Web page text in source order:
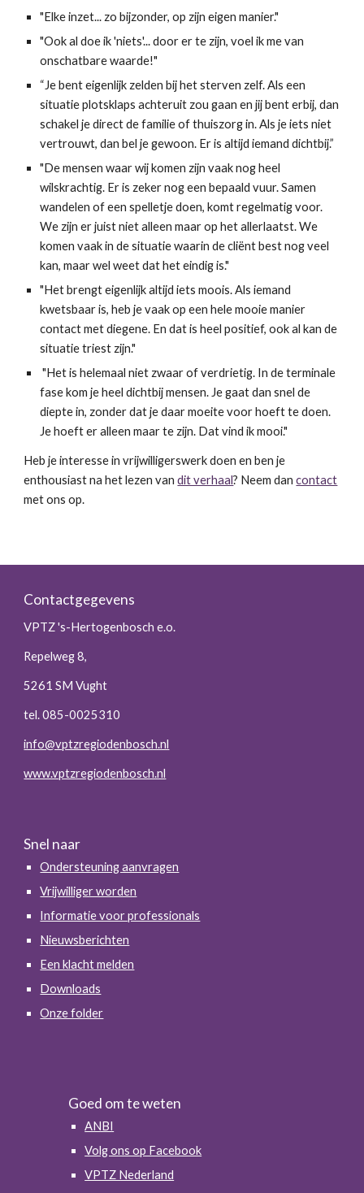
"Elke inzet... zo bijzonder, op zijn eigen manier."
"Ook al doe ik 'niets'... door er te zijn, voel ik me van
onschatbare waarde!"
“Je bent eigenlijk zelden bij het sterven zelf. Als een
situatie plotsklaps achteruit zou gaan en jij bent erbij, dan
schakel je direct de familie of thuiszorg in. Als je iets niet
vertrouwt, dan bel je gewoon. Er is altijd iemand dichtbij.”
"De mensen waar wij komen zijn vaak nog heel
wilskrachtig. Er is zeker nog een bepaald vuur. Samen
wandelen of een spelletje doen, komt regelmatig voor.
We zijn er juist niet alleen maar op het allerlaatst. We
komen vaak in de situatie waarin de cliënt best nog veel
kan, maar wel weet dat het eindig is."
"Het brengt eigenlijk altijd iets moois. Als iemand
kwetsbaar is, heb je vaak op een hele mooie manier
contact met diegene. En dat is heel positief, ook al kan de
situatie triest zijn."
"Het is helemaal niet zwaar of verdrietig. In de terminale
fase kom je heel dichtbij mensen. Je gaat dan snel de
diepte in, zonder dat je daar moeite voor hoeft te doen.
Je hoeft er alleen maar te zijn. Dat vind ik mooi."
Heb je interesse in vrijwilligerswerk doen en ben je
enthousiast na het lezen vandit verhaal? Neem dancontact
met ons op.
Contactgegevens
VPTZ 's-Hertogenbosch e.o.
Repelweg 8,
5261 SM Vught
tel. 085-0025310
info@vptzregiodenbosch.nl
www.vptzregiodenbosch.nl
Snel naar
Ondersteuning aanvragen
Vrijwilliger worden
Informatie voor professionals
Nieuwsberichten
Een klacht melden
Downloads
Onze folder
Goed om te weten
ANBI
Volg ons op Facebook
VPTZ Nederland